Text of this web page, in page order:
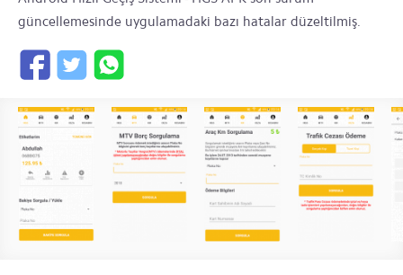
güncellemesinde uygulamadaki bazı hatalar düzeltilmiş.